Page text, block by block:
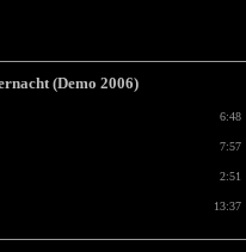
(Demo 2006)
6:48
7:57
2:51
13:37